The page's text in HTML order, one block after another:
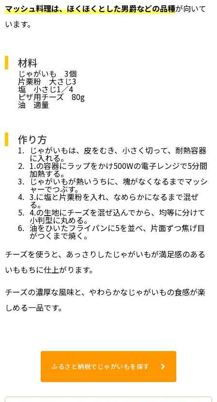
マッシュ料理は、ほくほくとした男爵などの品種が向いて
います。
材料
じゃがいも 3個
片栗粉 大さじ3
塩 小さじ1／4
ピザ用チーズ 80g
油 適量
作り方
じゃがいもは、皮をむき、小さく切って、耐熱容器
に入れる。
1.の容器にラップをかけ500Wの電子レンジで5分間
加熱する。
じゃがいもが熱いうちに、塊がなくなるまでマッシ
ャーでつぶす。
3.に塩と片栗粉を入れ、なめらかになるまで混ぜ
る。
4.の生地にチーズを混ぜ込んでから、均等に分けて
小判型に丸める。
油をひいたフライパンに5を並べ、片面ずつ焦げ目
がつくまで焼く。
チーズを使うと、あっさりしたじゃがいもが満足感のある
いももちに仕上がります。
チーズの濃厚な風味と、やわらかなじゃがいもの食感が楽
しめる一品です。
ふるさと納税でじゃがいもを探す